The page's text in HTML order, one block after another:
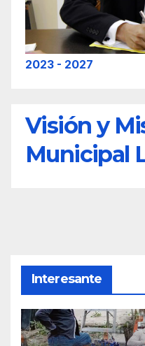
2023 - 2027
Visión y
Municipal
Interesante